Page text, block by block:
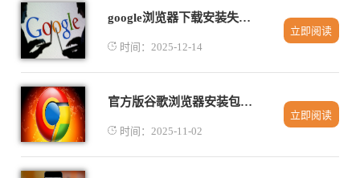
google浏览器下载安装失败如何从其他设备导入
时间：2025-12-14
立即阅读
官方版谷歌浏览器安装包下载和校验技巧
时间：2025-11-02
立即阅读